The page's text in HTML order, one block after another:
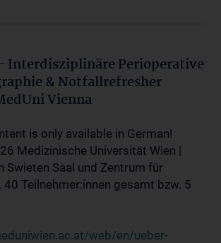
Interdisziplinäre Perioperative
& Notfallrefresher
Vienna
is only available in German!
Medizinische Universität Wien |
Swieten Saal und Zentrum für
Teilnehmer:innen gesamt bzw. 5
web/en/ueber-